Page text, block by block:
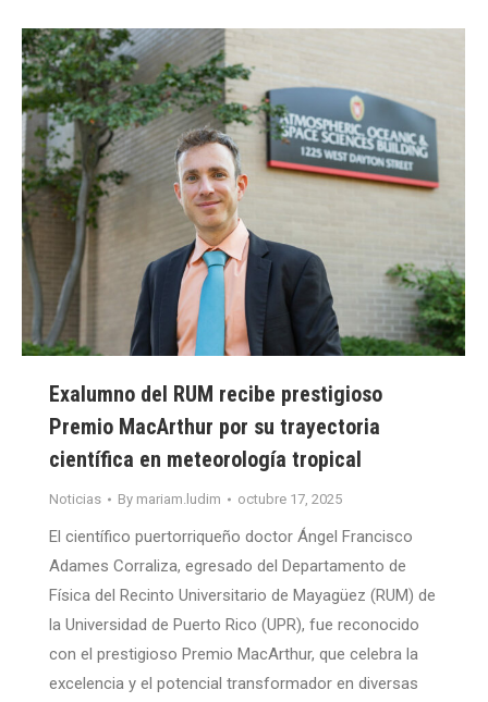
Exalumno del RUM recibe prestigioso
Premio MacArthur por su trayectoria
científica en meteorología tropical
Noticias By mariam.ludim octubre 17, 2025
El científico puertorriqueño doctor Ángel Francisco
Adames Corraliza, egresado del Departamento de
Física del Recinto Universitario de Mayagüez (RUM) de
la Universidad de Puerto Rico (UPR), fue reconocido
con el prestigioso Premio MacArthur, que celebra la
excelencia y el potencial transformador en diversas